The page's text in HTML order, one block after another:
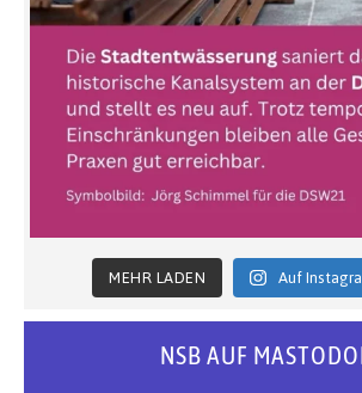
MEHR LADEN Auf
NSB AUF